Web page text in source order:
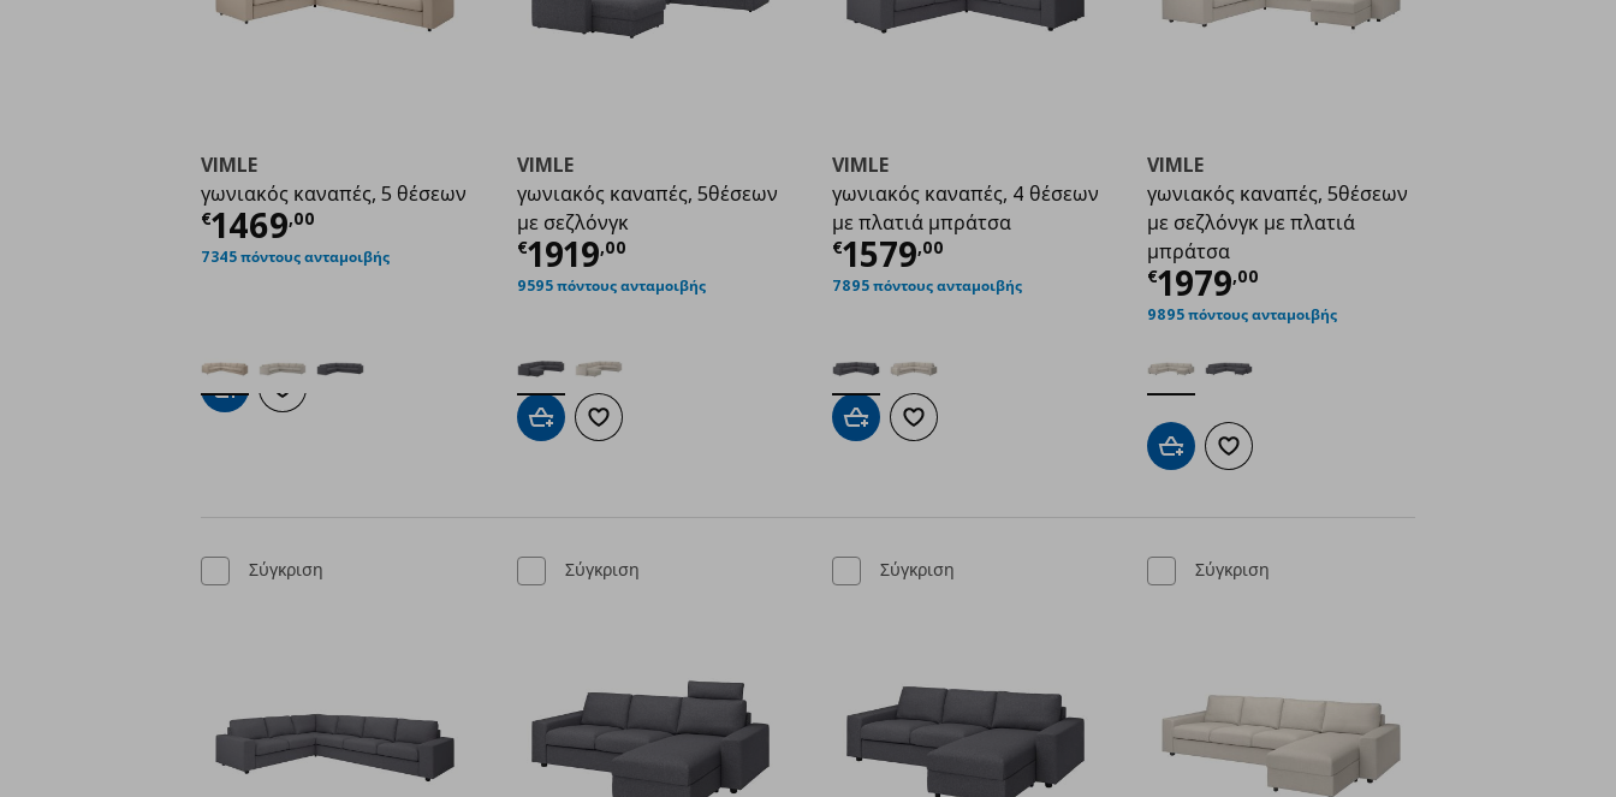
VIMLE
γωνιακός καναπές, 5 θέσεων
€1469,00
Τρέχουσα τιμή € 1469,00
7345 πόντους ανταμοιβής
Προσθήκη στο καλάθι
Προσθήκη στα αγαπημένα
VIMLE
γωνιακός καναπές, 5θέσεων
με σεζλόνγκ
€1919,00
Τρέχουσα τιμή € 1919,00
9595 πόντους ανταμοιβής
Προσθήκη στο καλάθι
Προσθήκη στα αγαπημένα
VIMLE
γωνιακός καναπές, 4 θέσεων
με πλατιά μπράτσα
€1579,00
Τρέχουσα τιμή € 1579,00
7895 πόντους ανταμοιβής
Προσθήκη στο καλάθι
Προσθήκη στα αγαπημένα
VIMLE
γωνιακός καναπές, 5θέσεων
με σεζλόνγκ με πλατιά
μπράτσα
€1979,00
Τρέχουσα τιμή
9895 πόντους ανταμοιβής
Προσθήκη στο καλάθι
Προσθήκη στα αγαπημένα
Σύγκριση Σύγκριση Σύγκριση Σύγκριση